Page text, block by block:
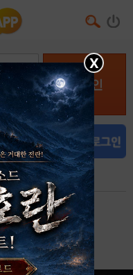
로그인
회원가입
X